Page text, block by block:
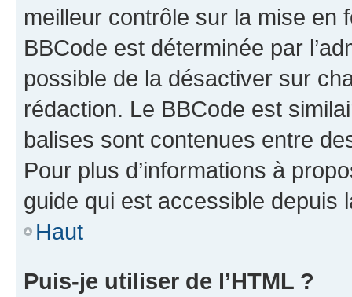
meilleur contrôle sur la mise en
BBCode est déterminée par
possible de la désactiver sur
rédaction. Le BBCode est
balises sont contenues entre
Pour plus d’informations à
guide qui est accessible depuis
Haut
Puis-je utiliser de l’HTML ?